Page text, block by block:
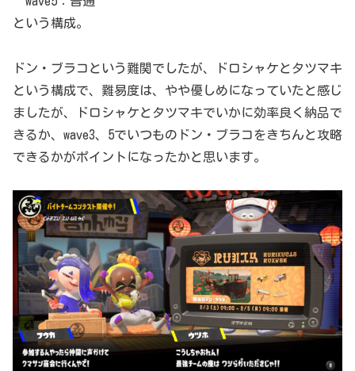
という構成。
ドン・ブラコという難関でしたが、ドロシャケとタツマキ
という構成で、難易度は、やや優しめになっていたと感じ
ましたが、ドロシャケとタツマキでいかに効率良く納品で
きるか、wave3、5でいつものドン・ブラコをきちんと攻略
できるかがポイントになったかと思います。